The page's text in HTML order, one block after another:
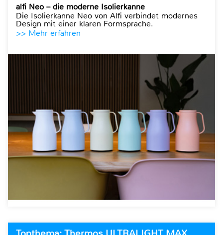
alfi Neo – die moderne Isolierkanne
Die Isolierkanne Neo von Alfi verbindet modernes
Design mit einer klaren Formsprache.
>> Mehr erfahren